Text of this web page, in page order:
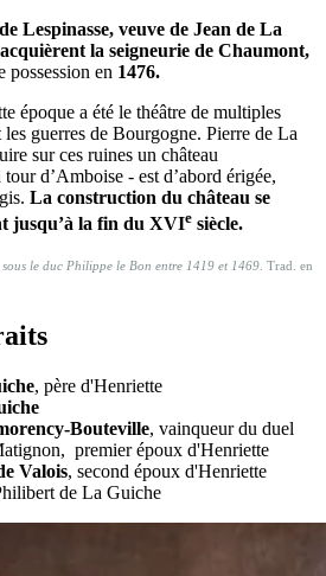
Lespinasse, veuve de Jean de La
acquièrent la seigneurie de Chaumont,
possession en 1476.
époque a été le théâtre de multiples
les guerres de Bourgogne. Pierre de La
sur ces ruines un château
d’Amboise - est d’abord érigée,
La construction du château se
jusqu’à la fin du XVIe siècle.
le duc Philippe le Bon entre 1419 et 1469 . Trad. en
, père d'Henriette
Bouteville, vainqueur du duel
premier époux d'Henriette
Valois, second époux d'Henriette
de La Guiche